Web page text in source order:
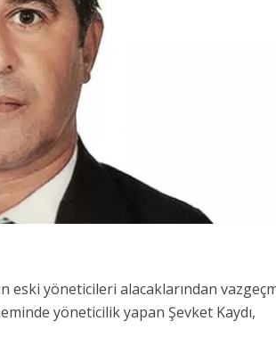
eski yöneticileri alacaklarından
yöneticilik yapan Şevket Kaydı,